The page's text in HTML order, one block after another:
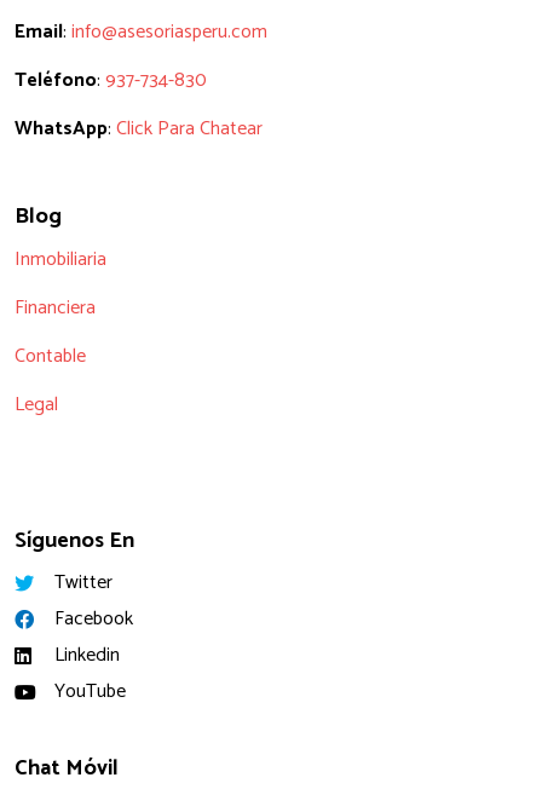
Email:info@asesoriasperu.com
Teléfono:937-734-830
WhatsApp:Click Para Chatear
Blog
Inmobiliaria
Financiera
Contable
Legal
Síguenos En
Twitter
Facebook
Linkedin
YouTube
Chat Móvil